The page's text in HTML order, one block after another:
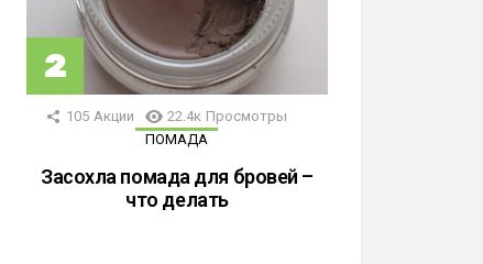
105 Акции 22.4к Просмотры
ПОМАДА
Засохла помада для бровей –
что делать